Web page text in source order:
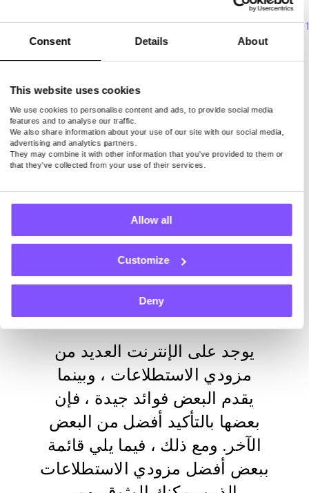
Consent Details About
This website uses cookies
We use cookies to personalise content and ads, to provide social media
features and to analyse our traffic.
We also share information about your use of our site with our social media,
advertising and analytics partners.
They may combine it with other information that you’ve provided to them or
that they’ve collected from your use of their services.
Allow all
Customize
Deny
2 h
4 h
8 h
12 h
16 h
20 h
24 h
ومع ذلك ، يمكن لمستخدمينا كسب ما بين 5 دولارات أمريكية و
140 دولارا أمريكيا شهريا في المتوسط لمجرد إبقاء تطبيقنا
نشطا على الجهاز. في الوقت الحالي ، ندفع 0.20 دولارا أمريكيا
لكل 1 جيجابايت مشتركة.
أعلى 6 استطلاعات
مقدمو
الخدمات للثقة
يوجد على الإنترنت العديد من
مزودي الاستطلاعات ، وبينما
يقدم البعض فوائد جيدة ، فإن
بعضها بالتأكيد أفضل من البعض
الآخر. ومع ذلك ، فيما يلي قائمة
ببعض أفضل مزودي الاستطلاعات